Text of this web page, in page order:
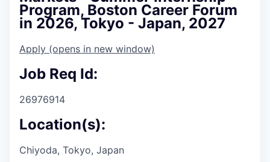
Program, Boston Career Forum
in 2026, Tokyo - Japan, 2027
Apply (opens in new window)
Job Req Id:
26976914
Location(s):
Chiyoda, Tokyo, Japan